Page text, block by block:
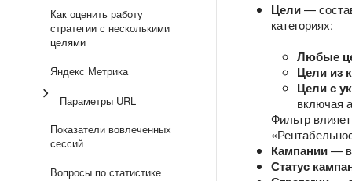
Как оценить работу
стратегии с несколькими
целями
Яндекс Метрика
Параметры URL
Показатели вовлеченных
сессий
Вопросы по статистике
Цели—
категориях:
Любые
Цели из
Цели с
включая
Фильтр
Кампании—
Статус